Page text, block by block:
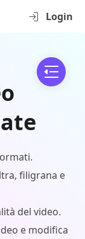
Login
filigrana e
del video.
e modifica